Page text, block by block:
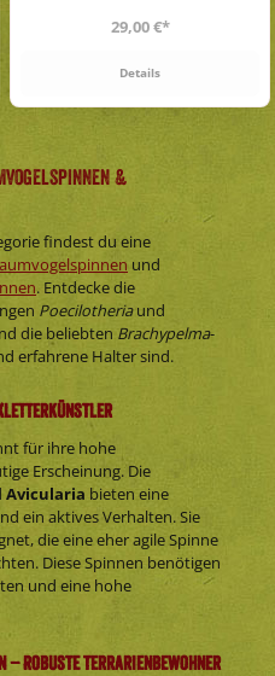
Regulärer Preis:
29,00 €*
Details
&
findest du eine
und
. Entdecke die
Poecilotheriaund
die beliebten Brachypelma-
erfahrene Halter sind.
Kletterkünstler
für ihre hohe
Erscheinung. Die
Avicularia bieten eine
ein aktives Verhalten. Sie
die eine eher agile Spinne
Diese Spinnen benötigen
und eine hohe
– Robuste Terrarienbewohner